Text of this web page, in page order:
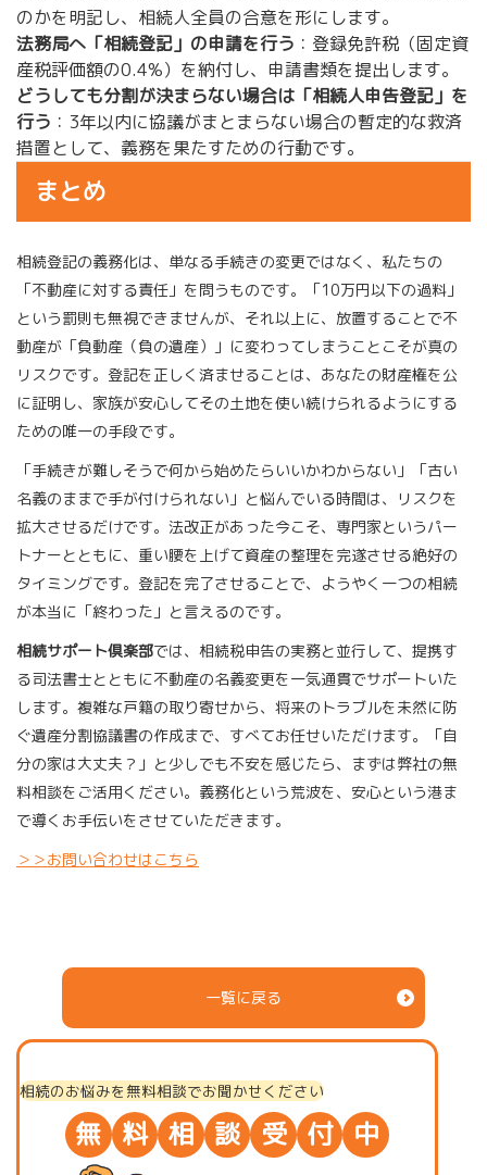
のかを明記し、相続人全員の合意を形にします。
法務局へ「相続登記」の申請を行う ：登録免許税（固定資
産税評価額の0.4%）を納付し、申請書類を提出します。
どうしても分割が決まらない場合は「相続人申告登記」を
行う ：3年以内に協議がまとまらない場合の暫定的な救済
措置として、義務を果たすための行動です。
まとめ
相続登記の義務化は、単なる手続きの変更ではなく、私たちの
「不動産に対する責任」を問うものです。「10万円以下の過料」
という罰則も無視できませんが、それ以上に、放置することで不
動産が「負動産（負の遺産）」に変わってしまうことこそが真の
リスクです。登記を正しく済ませることは、あなたの財産権を公
に証明し、家族が安心してその土地を使い続けられるようにする
ための唯一の手段です。
「手続きが難しそうで何から始めたらいいかわからない」「古い
名義のままで手が付けられない」と悩んでいる時間は、リスクを
拡大させるだけです。法改正があった今こそ、専門家というパー
トナーとともに、重い腰を上げて資産の整理を完遂させる絶好の
タイミングです。登記を完了させることで、ようやく一つの相続
が本当に「終わった」と言えるのです。
相続サポート倶楽部では、相続税申告の実務と並行して、提携す
る司法書士とともに不動産の名義変更を一気通貫でサポートいた
します。複雑な戸籍の取り寄せから、将来のトラブルを未然に防
ぐ遺産分割協議書の作成まで、すべてお任せいただけます。「自
分の家は大丈夫？」と少しでも不安を感じたら、まずは弊社の無
料相談をご活用ください。義務化という荒波を、安心という港ま
で導くお手伝いをさせていただきます。
＞＞お問い合わせはこちら
一覧に戻る
相続のお悩みを無料相談でお聞かせください
無 料 相 談 受 付 中